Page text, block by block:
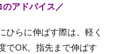
アドバイス／
ひらに伸ばす際は、軽く
でOK。指先まで伸ばす